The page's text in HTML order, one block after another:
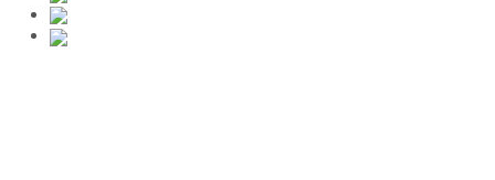
Ośrodek Reh-Szkol
Sprawozdania